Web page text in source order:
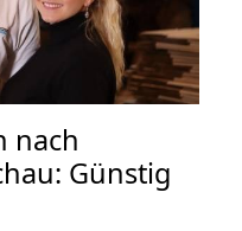
nach
Günstig